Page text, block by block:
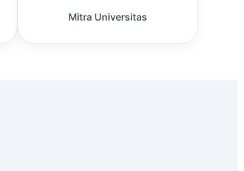
Mitra Universitas